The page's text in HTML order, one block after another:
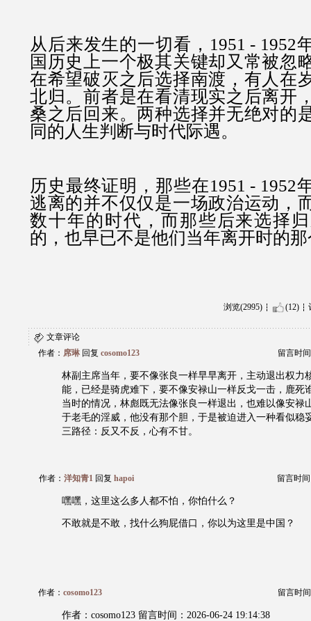
从后来发生的一切看，1951 - 1952
国历史上一个极其关键却又常被忽
在希望破灭之后选择南渡，有人在
北归。前者是在看清现实之后离开
桑之后回来。两种选择并无绝对的
同的人生判断与时代际遇。
历史最终证明，那些在1951 - 1952
逃离的并不仅仅是一场政治运动，
数十年的时代，而那些后来选择
的，也早已不是他们当年离开时的
浏览(2995) (12)
文章评论
作者： 席琳 回复 cosomo123 留言时
林副主席当年，要不像张良一样早早离开，主动退出权力
能，已经是骑虎难下，要不像安禄山一样反戈一击，鹿死
当时的情况，林彪既无法像张良一样退出，也难以像安禄
于老毛的淫威，他没有那个胆，于是被迫进入一种看似稳
三路径：反又不反，心有不甘。
作者： 洋知青1 回复 hapoi 留言时间
嘿嘿，这里这么多人都不怕，你怕什么？
不敢就是不敢，找什么狗屁借口，你以为这里是中国？
作者： cosomo123 留言时
作者：cosomo123 留言时间：2026-06-24 19:14:38